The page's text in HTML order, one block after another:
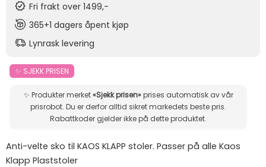
Fri frakt over 1499,-
365+1 dagers åpent kjøp
Lynrask levering
✨ SJEKK PRISEN
✨ Produkter merket«Sjekk prisen»prises automatisk av vår
prisrobot. Du er derfor alltid sikret markedets beste pris.
Rabattkoder gjelder ikke på dette produktet.
Anti-velte sko til KAOS KLAPP stoler. Passer på alle Kaos
Klapp Plaststoler